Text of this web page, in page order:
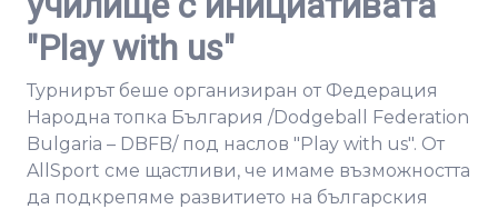
"Play with us"
Турнирът беше организиран от Федерация
Народна топка България /Dodgeball Federation
Bulgaria – DBFB/ под наслов "Play with us". От
AllSport сме щастливи, че имаме възможността
да подкрепяме развитието на българския